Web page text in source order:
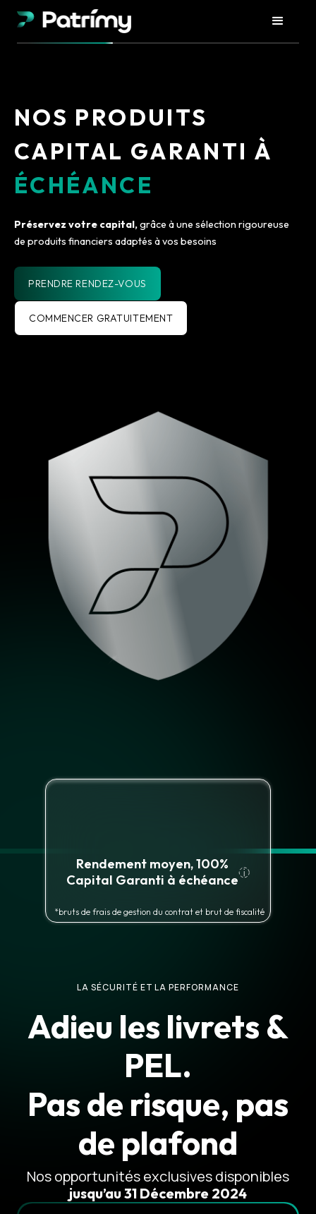
NOS PRODUITS
CAPITAL GARANTI À
ÉCHÉANCE
Préservez votre capital,grâce à une sélection rigoureuse
de produits financiers adaptés à vos besoins
PRENDRE RENDEZ-VOUS
COMMENCER GRATUITEMENT
Rendement moyen, 100%
Capital Garanti à échéance
*bruts de frais de gestion du contrat et brut de fiscalité
LA SÉCURITÉ ET LA PERFORMANCE
Adieu les livrets &
PEL.
Pas de risque, pas
de plafond
Nos opportunités exclusives disponibles
jusqu’au 31 Décembre 2024